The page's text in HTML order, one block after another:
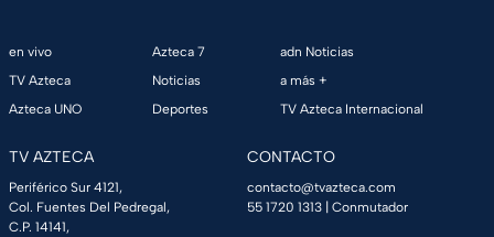
en vivo
TV Azteca
Azteca UNO
Azteca 7
Noticias
Deportes
adn Noticias
a más +
TV Azteca Internacional
TV AZTECA
Periférico Sur 4121,
Col. Fuentes Del Pedregal,
C.P. 14141,
CONTACTO
contacto@tvazteca.com
55 1720 1313 | Conmutador